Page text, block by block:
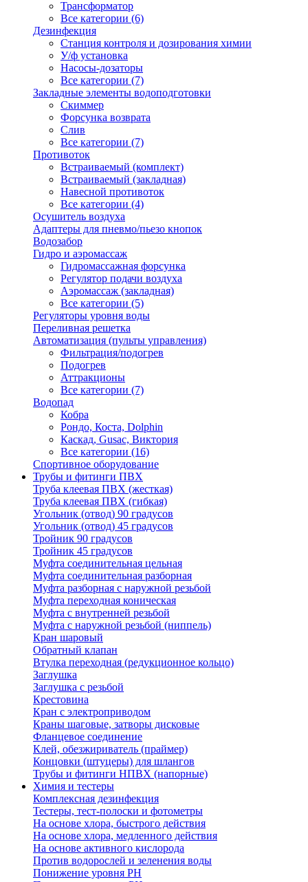
Трансформатор
Все категории (6)
Дезинфекция
Станция контроля и дозирования химии
У/ф установка
Насосы-дозаторы
Все категории (7)
Закладные элементы водоподготовки
Скиммер
Форсунка возврата
Слив
Все категории (7)
Противоток
Встраиваемый (комплект)
Встраиваемый (закладная)
Навесной противоток
Все категории (4)
Осушитель воздуха
Адаптеры для пневмо/пьезо кнопок
Водозабор
Гидро и аэромассаж
Гидромассажная форсунка
Регулятор подачи воздуха
Аэромассаж (закладная)
Все категории (5)
Регуляторы уровня воды
Переливная решетка
Автоматизация (пульты управления)
Фильтрация/подогрев
Подогрев
Аттракционы
Все категории (7)
Водопад
Кобра
Рондо, Коста, Dolphin
Каскад, Gusac, Виктория
Все категории (16)
Спортивное оборудование
Трубы и фитинги ПВХ
Труба клеевая ПВХ (жесткая)
Труба клеевая ПВХ (гибкая)
Угольник (отвод) 90 градусов
Угольник (отвод) 45 градусов
Тройник 90 градусов
Тройник 45 градусов
Муфта соединительная цельная
Муфта соединительная разборная
Муфта разборная с наружной резьбой
Муфта переходная коническая
Муфта с внутренней резьбой
Муфта с наружной резьбой (ниппель)
Кран шаровый
Обратный клапан
Втулка переходная (редукционное кольцо)
Заглушка
Заглушка с резьбой
Крестовина
Кран с электроприводом
Краны шаговые, затворы дисковые
Фланцевое соединение
Клей, обезжириватель (праймер)
Концовки (штуцеры) для шлангов
Трубы и фитинги НПВХ (напорные)
Химия и тестеры
Комплексная дезинфекция
Тестеры, тест-полоски и фотометры
На основе хлора, быстрого действия
На основе хлора, медленного действия
На основе активного кислорода
Против водорослей и зеленения воды
Понижение уровня РН